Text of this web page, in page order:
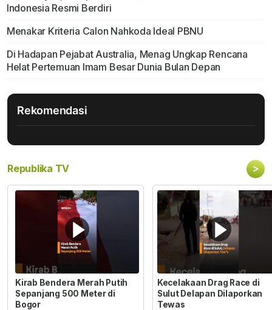
Indonesia Resmi Berdiri
Menakar Kriteria Calon Nahkoda Ideal PBNU
Di Hadapan Pejabat Australia, Menag Ungkap Rencana
Helat Pertemuan Imam Besar Dunia Bulan Depan
Rekomendasi
Republika TV >
Kirab Bendera Merah Putih
Sepanjang 500 Meter di
Bogor
Kecelakaan Drag Race di
Sulut Delapan Dilaporkan
Tewas